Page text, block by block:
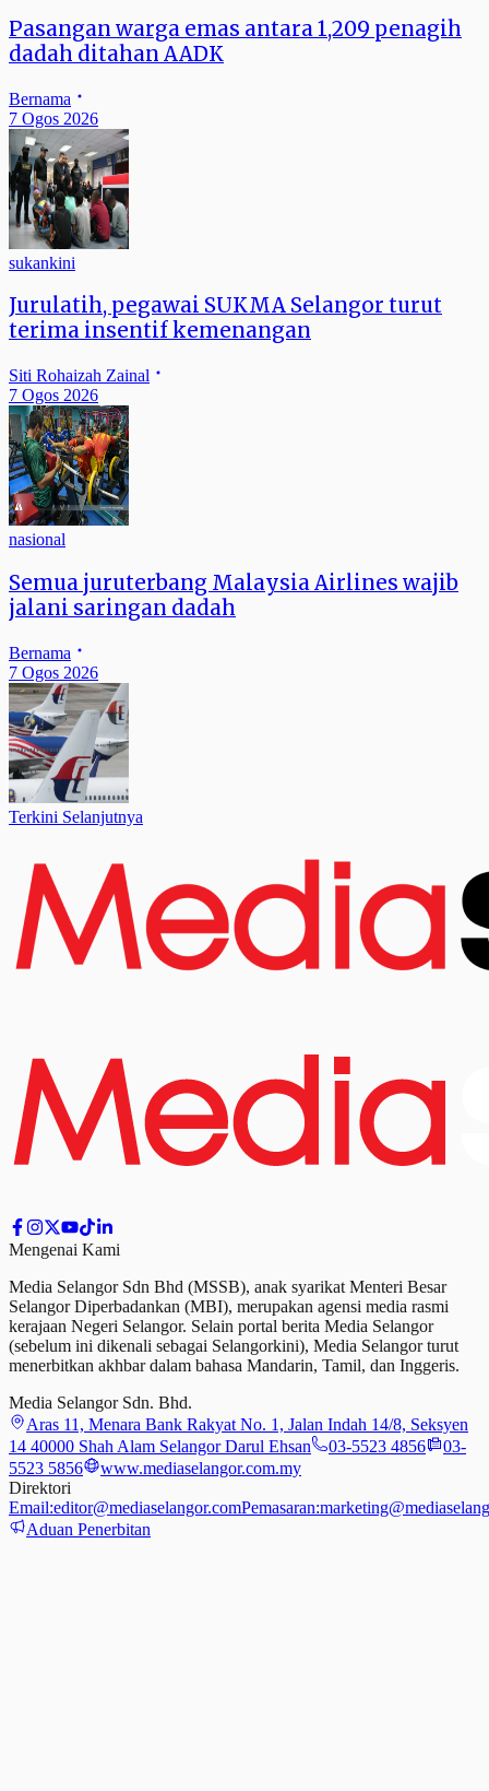
Pasangan warga emas antara 1,209 penagih
dadah ditahan AADK
Bernama
7 Ogos 2026
sukankini
Jurulatih, pegawai SUKMA Selangor turut
terima insentif kemenangan
Siti Rohaizah Zainal
7 Ogos 2026
nasional
Semua juruterbang Malaysia Airlines wajib
jalani saringan dadah
Bernama
7 Ogos 2026
Terkini Selanjutnya
Mengenai Kami
Media Selangor Sdn Bhd (MSSB), anak syarikat Menteri Besar
Selangor Diperbadankan (MBI), merupakan agensi media rasmi
kerajaan Negeri Selangor. Selain portal berita Media Selangor
(sebelum ini dikenali sebagai Selangorkini), Media Selangor turut
menerbitkan akhbar dalam bahasa Mandarin, Tamil, dan Inggeris.
Media Selangor Sdn. Bhd.
Aras 11, Menara Bank Rakyat No. 1, Jalan Indah 14/8, Seksyen
14 40000 Shah Alam Selangor Darul Ehsan
03-5523 4856
03-
5523 5856
www.mediaselangor.com.my
Direktori
Email:editor@mediaselangor.comPemasaran:
Aduan Penerbitan